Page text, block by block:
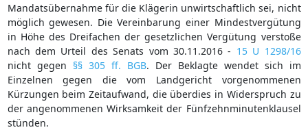
Mandatsübernahme für die Klägerin unwirtschaftlich sei, nicht
möglich gewesen. Die Vereinbarung einer Mindestvergütung
in Höhe des Dreifachen der gesetzlichen Vergütung verstoße
nach dem Urteil des Senats vom 30.11.2016 - 15 U 1298/16
nicht gegen §§ 305 ff. BGB. Der Beklagte wendet sich im
Einzelnen gegen die vom Landgericht vorgenommenen
Kürzungen beim Zeitaufwand, die überdies in Widerspruch zu
der angenommenen Wirksamkeit der Fünfzehnminutenklausel
stünden.